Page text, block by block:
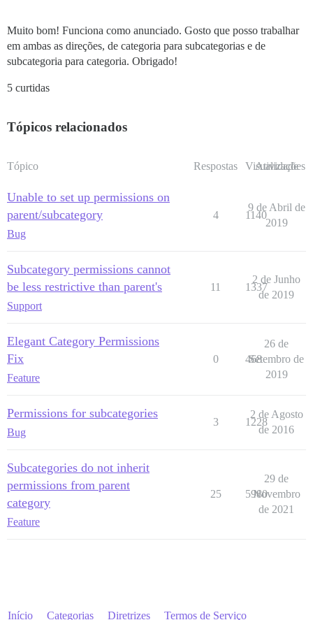
Muito bom! Funciona como anunciado. Gosto que posso trabalhar
em ambas as direções, de categoria para subcategorias e de
subcategoria para categoria. Obrigado!
5 curtidas
Tópicos relacionados
Tópico Respostas Visualizações
Atividade
Unable to set up permissions on
parent/subcategory
Bug
4 1140
9 de Abril de
2019
Subcategory permissions cannot
be less restrictive than parent's
Support
11 1337
2 de Junho
de 2019
Elegant Category Permissions
Fix
Feature
0 468
26 de
Setembro de
2019
Permissions for subcategories
Bug
3 1228
2 de Agosto
de 2016
Subcategories do not inherit
permissions from parent
category
Feature
25 5980
29 de
Novembro
de 2021
Início Categorias Diretrizes Termos de Serviço